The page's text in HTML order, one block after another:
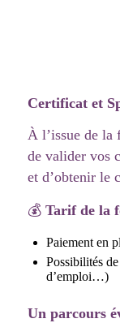
Certificat et
À l’issue de la
de valider vos
et d’obtenir le
💰 Tarif de la
Paiement en
Possibilités
d’emploi…)
Un parcours